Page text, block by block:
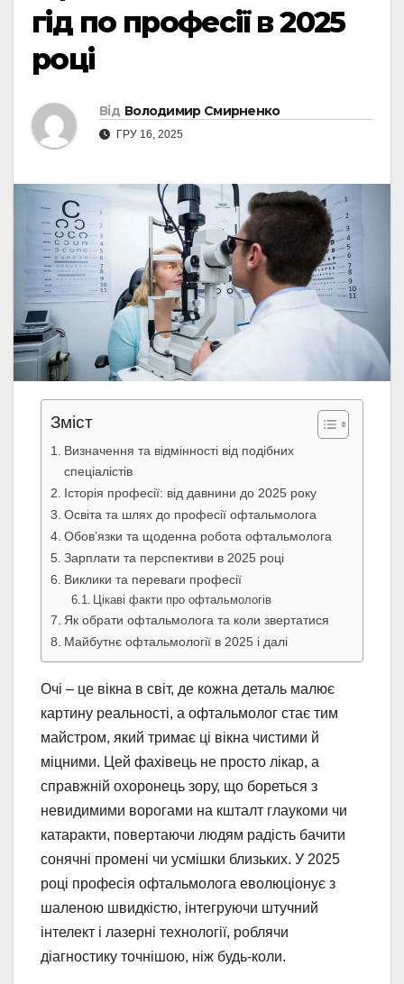
гід по професії в 2025
році
Від Володимир Смирненко
ГРУ 16, 2025
Зміст
Визначення та відмінності від подібних
спеціалістів
Історія професії: від давнини до 2025 року
Освіта та шлях до професії офтальмолога
Обов’язки та щоденна робота офтальмолога
Зарплати та перспективи в 2025 році
Виклики та переваги професії
Цікаві факти про офтальмологів
Як обрати офтальмолога та коли звертатися
Майбутнє офтальмології в 2025 і далі
Очі – це вікна в світ, де кожна деталь малює
картину реальності, а офтальмолог стає тим
майстром, який тримає ці вікна чистими й
міцними. Цей фахівець не просто лікар, а
справжній охоронець зору, що бореться з
невидимими ворогами на кшталт глаукоми чи
катаракти, повертаючи людям радість бачити
сонячні промені чи усмішки близьких. У 2025
році професія офтальмолога еволюціонує з
шаленою швидкістю, інтегруючи штучний
інтелект і лазерні технології, роблячи
діагностику точнішою, ніж будь-коли.